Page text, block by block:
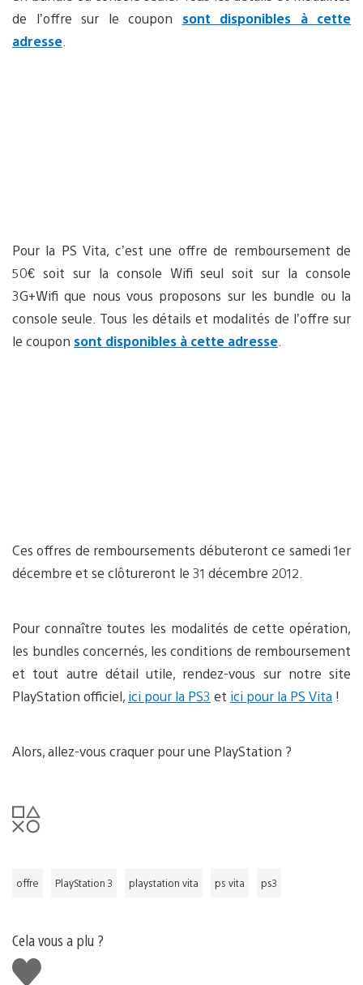
de l’offre sur le coupon sont disponibles à cette
adresse
Pour la PS Vita, c’est une offre de remboursement de
50€ soit sur la console Wifi seul soit sur la console
3G+Wifi que nous vous proposons sur les bundle ou la
console seule. Tous les détails et modalités de l’offre sur
le coupon sont disponibles à cette adresse
Ces offres de remboursements débuteront ce samedi 1er
décembre et se clôtureront le 31 décembre 2012.
Pour connaître toutes les modalités de cette opération,
les bundles concernés, les conditions de remboursement
et tout autre détail utile, rendez-vous sur notre site
PlayStation officiel, ici pour la PS3 et ici pour la PS Vita !
Alors, allez-vous craquer pour une PlayStation ?
offre PlayStation 3 playstation vita ps vita ps3
Cela vous a plu ?
J'aime